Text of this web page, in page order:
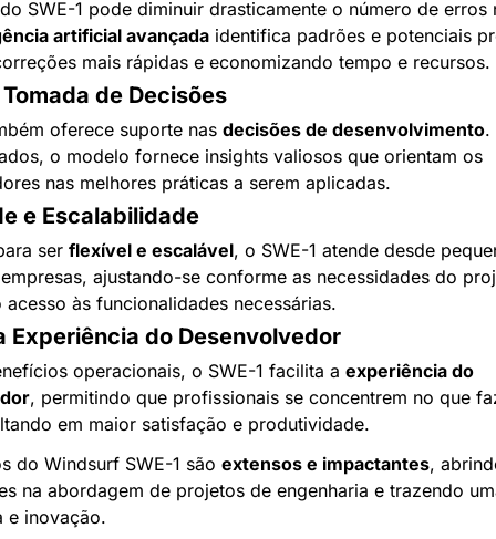
SWE-1 pode diminuir drasticamente o número de erros
artificial avançada identifica padrões e potenciais
mais rápidas e economizando tempo e recursos.
de Decisões
oferece suporte nas decisões de desenvolvimento.
o modelo fornece insights valiosos que orientam os
nas melhores práticas a serem aplicadas.
e Escalabilidade
ser flexível e escalável, o SWE-1 atende desde
ajustando-se conforme as necessidades do
às funcionalidades necessárias.
Experiência do Desenvolvedor
operacionais, o SWE-1 facilita a experiência do
, permitindo que profissionais se concentrem no que
em maior satisfação e produtividade.
do Windsurf SWE-1 são extensos e impactantes,
na abordagem de projetos de engenharia e trazendo
e inovação.